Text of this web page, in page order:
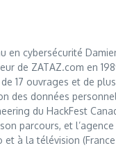
en cybersécurité
de ZATAZ.com en
17 ouvrages et de
des données
du HackFest
parcours, et
et à la télévision